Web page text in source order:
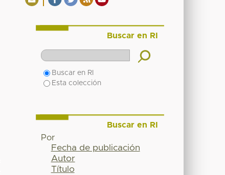
Buscar en RI
Buscar en RI
Esta colección
Buscar en RI
Por
Fecha de publicación
Autor
Título